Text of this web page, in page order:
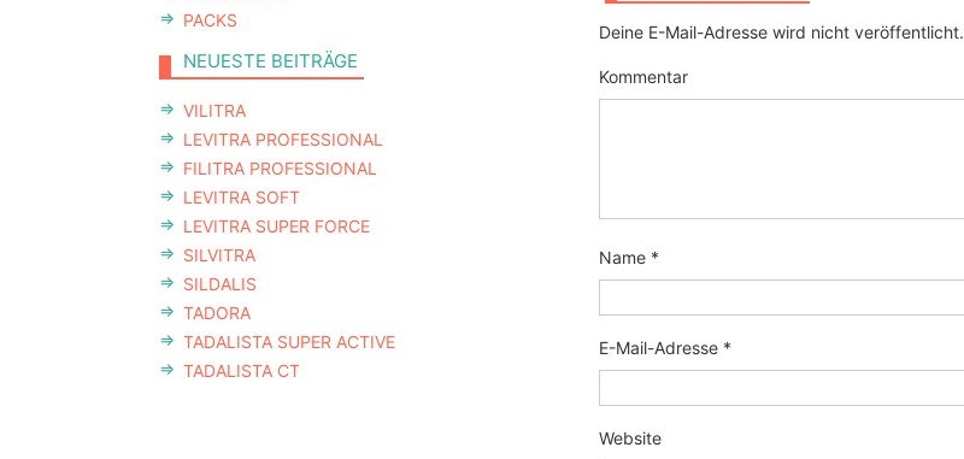
PACKS
NEUESTE BEITRÄGE
VILITRA
LEVITRA PROFESSIONAL
FILITRA PROFESSIONAL
LEVITRA SOFT
LEVITRA SUPER FORCE
SILVITRA
SILDALIS
TADORA
TADALISTA SUPER ACTIVE
TADALISTA CT
Deine E-Mail-Adresse wird nicht veröffentlicht.
Kommentar
Name *
E-Mail-Adresse *
Website